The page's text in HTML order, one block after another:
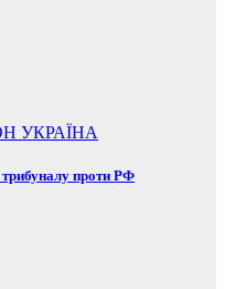
УКРАЇНА
проти РФ